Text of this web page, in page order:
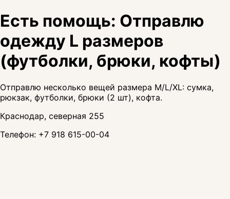
Есть помощь: Отправлю
одежду L размеров
(футболки, брюки, кофты)
Отправлю несколько вещей размера M/L/XL: сумка,
рюкзак, футболки, брюки (2 шт), кофта.
Краснодар, северная 255
Телефон: +7 918 615-00-04